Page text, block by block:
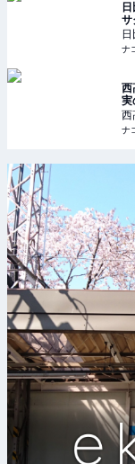
サ
ナ
西
実
西
ナ